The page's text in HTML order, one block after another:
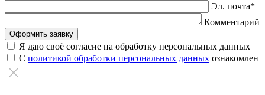
Эл. почта*
Комментарий
Я даю своё согласие на обработку персональных данных
С политикой обработки персональных данных ознакомлен